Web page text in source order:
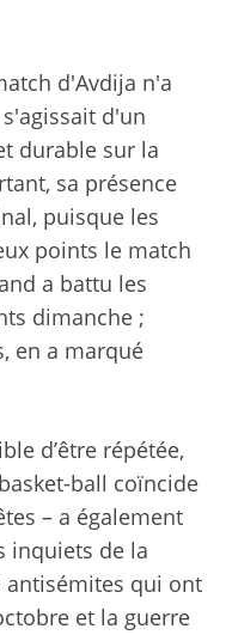
d'Avdija n'a
d'un
durable sur la
sa présence
puisque les
points le match
a battu les
dimanche ;
en a marqué
d’être répétée,
ball coïncide
– a également
inquiets de la
antisémites qui ont
et la guerre